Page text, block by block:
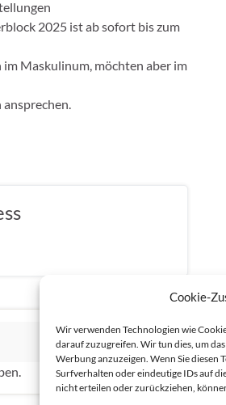
Cookie-
Wir verwenden Technologien wie
darauf zuzugreifen. Wir tun dies, um
Werbung anzuzeigen. Wenn Sie diesen
Surfverhalten oder eindeutige IDs auf
nicht erteilen oder zurückziehen,
2025 ist ab sofort bis zum
Maskulinum, möchten aber im